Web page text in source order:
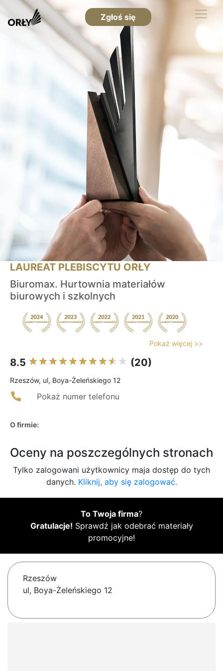
Zgłoś się
LAUREAT PLEBISCYTU ORŁY
Biuromax. Hurtownia materiałów
biurowych i szkolnych
Pokaż więcej >>
8.5 (20)
Rzeszów, ul, Boya-Żeleńskiego 12
Pokaż numer telefonu
O firmie:
Oceny na poszczególnych stronach
Tylko zalogowani użytkownicy maja dostęp do tych
danych. Kliknij, aby się zalogować.
To Twoja firma?
Gratulacje! Sprawdź jak odebrać materiały
promocyjne!
Rzeszów
ul, Boya-Żeleńskiego 12